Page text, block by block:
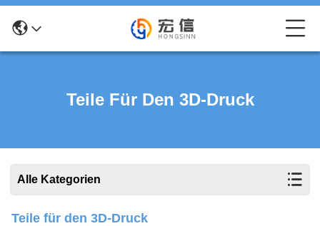
Teile Für Den 3D-Druck
Alle Kategorien
Teile für den 3D-Druck